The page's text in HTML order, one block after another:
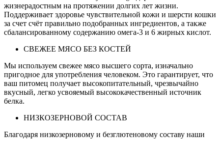
жизнерадостным на протяжении долгих лет жизни.
Поддерживает здоровье чувствительной кожи и шерсти кошки
за счет счёт правильно подобранных ингредиентов, а также
сбалансированному содержанию омега-3 и 6 жирных кислот.
СВЕЖЕЕ МЯСО БЕЗ КОСТЕЙ
Мы используем свежее мясо высшего сорта, изначально
пригодное для употребления человеком. Это гарантирует, что
ваш питомец получает высокопитательный, чрезвычайно
вкусный, легко усвояемый высококачественный источник
белка.
НИЗКОЗЕРНОВОЙ СОСТАВ
Благодаря низкозерновому и безглютеновому составу наши